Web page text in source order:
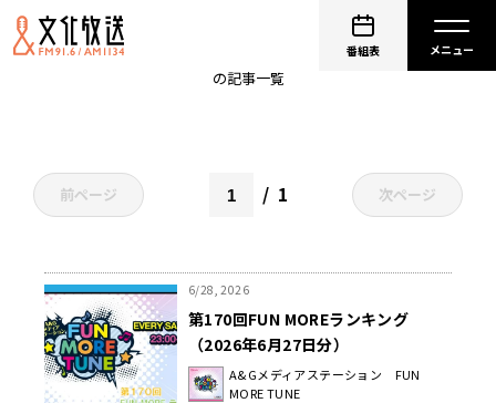
番組表
FUN MORE ランキング
の記事一覧
前ページ 1 次ページ
6/28, 2026
第170回FUN MOREランキング
（2026年6月27日分）
A&Gメディアステーション FUN
MORE TUNE